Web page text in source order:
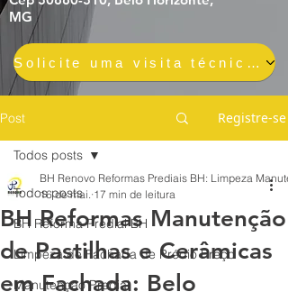
MG
Solicite uma visita técnica gratuita e sem compromisso
Post Registre-se
Todos posts
BH Reforma Predial BH
Limpeza de Fachada de Prédio Preço
Manutenção Predial
Todos posts
BH Reformas Manutenção
de Pastilhas e Cerâmicas
em Fachada: Belo
BH Renovo Reformas Prediais BH: Limpeza
16 de mai. 17 min de leitura